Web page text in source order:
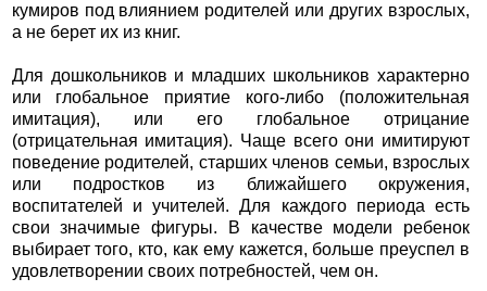
кумиров под влиянием родителей или других взрослых,
а не берет их из книг.
Для дошкольников и младших школьников характерно
или глобальное приятие кого-либо (положительная
имитация), или его глобальное отрицание
(отрицательная имитация). Чаще всего они имитируют
поведение родителей, старших членов семьи, взрослых
или подростков из ближайшего окружения,
воспитателей и учителей. Для каждого периода есть
свои значимые фигуры. В качестве модели ребенок
выбирает того, кто, как ему кажется, больше преуспел в
удовлетворении своих потребностей, чем он.